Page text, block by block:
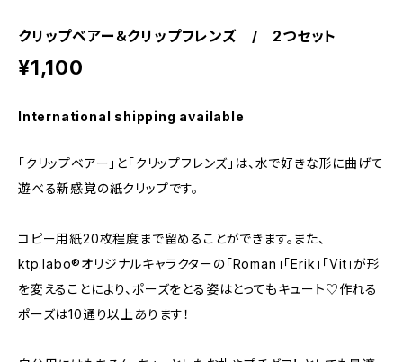
クリップベアー＆クリップフレンズ / 2つセット
¥1,100
International shipping available
「クリップベアー」と「クリップフレンズ」は、水で好きな形に曲げて
遊べる新感覚の紙クリップです。
コピー用紙20枚程度まで留めることができます。また、
ktp.labo®オリジナルキャラクターの「Roman」「Erik」「Vit」が形
を変えることにより、ポーズをとる姿はとってもキュート♡作れる
ポーズは10通り以上あります！